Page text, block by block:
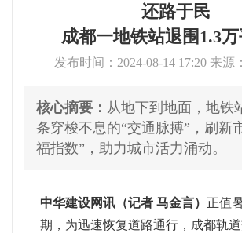
还路于民
成都一地铁站退围1.3
发布时间：2024-08-14 17:20 来源
核心摘要： 从地下到地面，地铁
条穿梭不息的“交通脉搏”，刷新
福指数”，助力城市活力涌动。
中华建设网讯（记者 马金言） 正值
期，为迅速恢复道路通行，成都轨